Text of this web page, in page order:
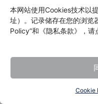
本网站使用Cookies技术以
址）。记录储存在您的浏览
Policy”和《隐私条款》，请
Cookie